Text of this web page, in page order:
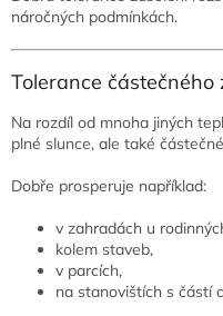
náročných podmínkách.
Tolerance částečného
Na rozdíl od mnoha jiných
plné slunce, ale také
Dobře prosperuje například:
v zahradách u
kolem staveb,
v parcích,
na stanovištích s částí